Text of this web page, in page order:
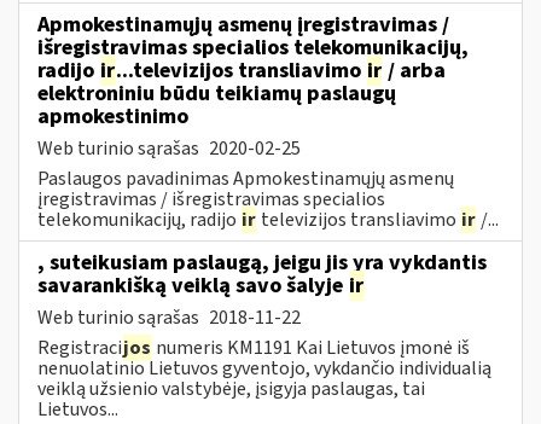
Apmokestinamųjų asmenų įregistravimas /
išregistravimas specialios telekomunikacijų,
radijo ir...televizijos transliavimo ir / arba
elektroniniu būdu teikiamų paslaugų
apmokestinimo
Web turinio sąrašas 2020-02-25
Paslaugos pavadinimas Apmokestinamųjų asmenų
įregistravimas / išregistravimas specialios
telekomunikacijų, radijo ir televizijos transliavimo ir /...
, suteikusiam paslaugą, jeigu jis yra vykdantis
savarankišką veiklą savo šalyje ir
Web turinio sąrašas 2018-11-22
Registracijos numeris KM1191 Kai Lietuvos įmonė iš
nenuolatinio Lietuvos gyventojo, vykdančio individualią
veiklą užsienio valstybėje, įsigyja paslaugas, tai
Lietuvos...